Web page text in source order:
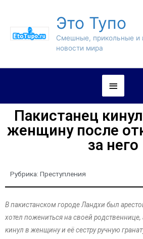
Это Тупо
Смешные, прикольные и
новости мира
Пакистанец
женщину после
за него
Рубрика: Преступления
В пакистанском городе Ландхи был
хотел пожениться на своей родственнице,
кинул в женщину и её сестру ручную